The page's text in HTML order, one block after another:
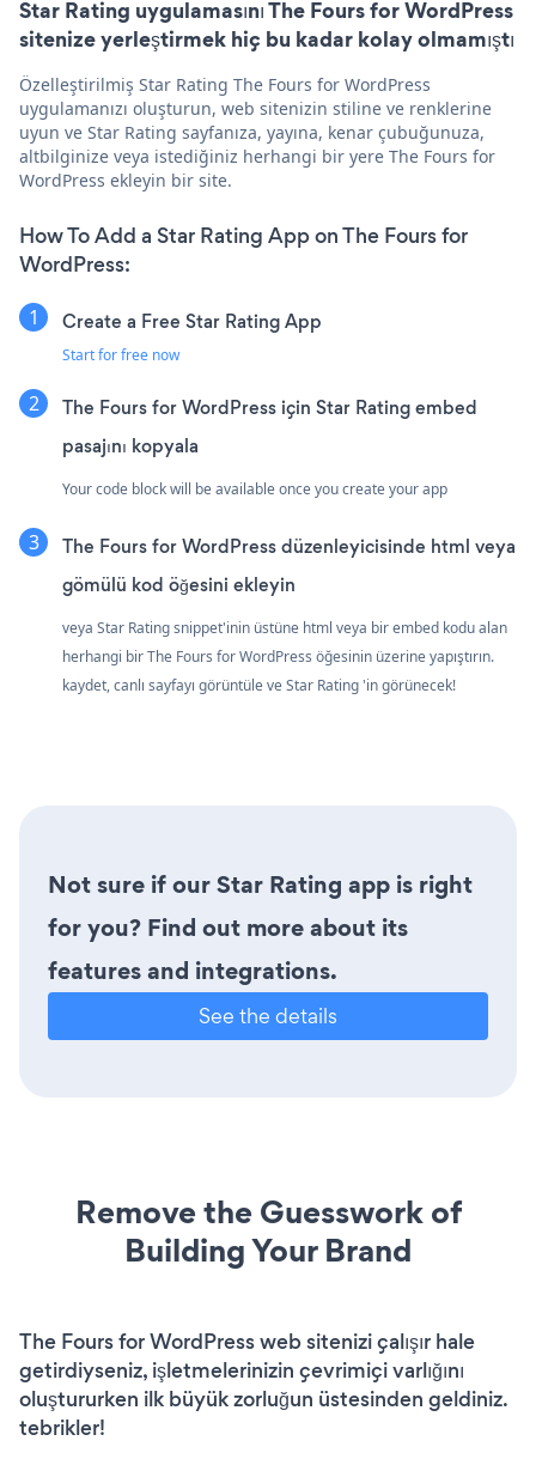
Star Rating uygulamasını The Fours for WordPress
sitenize yerleştirmek hiç bu kadar kolay olmamıştı
Özelleştirilmiş Star Rating The Fours for WordPress
uygulamanızı oluşturun, web sitenizin stiline ve renklerine
uyun ve Star Rating sayfanıza, yayına, kenar çubuğunuza,
altbilginize veya istediğiniz herhangi bir yere The Fours for
WordPress ekleyin bir site.
How To Add a Star Rating App on The Fours for
WordPress:
Create a Free Star Rating App
Start for free now
The Fours for WordPress için Star Rating embed
pasajını kopyala
Your code block will be available once you create your app
The Fours for WordPress düzenleyicisinde html veya
gömülü kod öğesini ekleyin
veya Star Rating snippet'inin üstüne html veya bir embed kodu alan
herhangi bir The Fours for WordPress öğesinin üzerine yapıştırın.
kaydet, canlı sayfayı görüntüle ve Star Rating 'in görünecek!
Not sure if our Star Rating app is right
for you? Find out more about its
features and integrations.
See the details
Remove the Guesswork of
Building Your Brand
The Fours for WordPress web sitenizi çalışır hale
getirdiyseniz, işletmelerinizin çevrimiçi varlığını
oluştururken ilk büyük zorluğun üstesinden geldiniz.
tebrikler!